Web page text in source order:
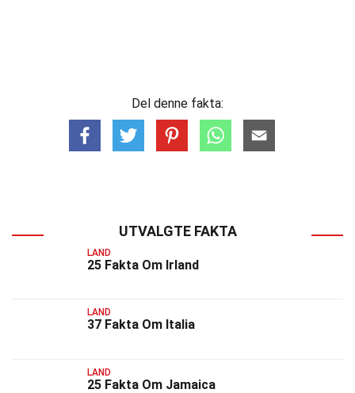
Del denne fakta:
UTVALGTE FAKTA
LAND
25 Fakta Om Irland
LAND
37 Fakta Om Italia
LAND
25 Fakta Om Jamaica